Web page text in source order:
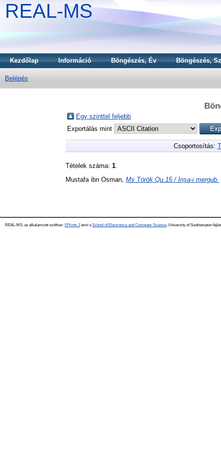
REAL-MS
Kezdőlap Információ Böngészés, Év Böngészés,
Belépés
Egy szinttel feljebb
Exportálás mint
Csoportosítás:
Tételek száma: 1
Mustafa ibn Osman, Ms Török Qu.15 / İnşa-i mergub.
REAL-MS, az alkalamzott szoftver: EPrints 3amit a School of Electronics and Computer Science , University of Southampton